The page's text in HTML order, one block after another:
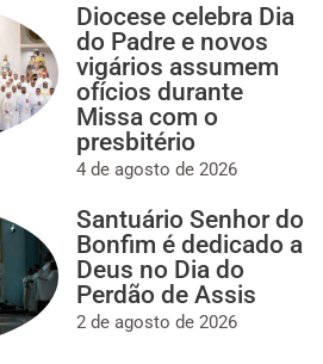
Diocese celebra Dia
do Padre e novos
vigários assumem
ofícios durante
Missa com o
presbitério
4 de agosto de 2026
Santuário Senhor do
Bonfim é dedicado a
Deus no Dia do
Perdão de Assis
2 de agosto de 2026